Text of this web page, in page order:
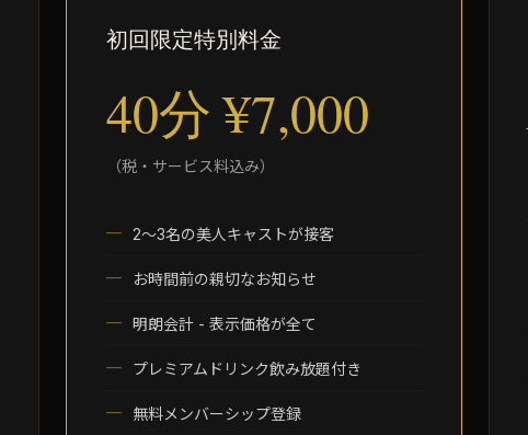
初回限定特別料金
40分 ¥7,000
（税・サービス料込み）
2～3名の美人キャストが接客
お時間前の親切なお知らせ
明朗会計 - 表示価格が全て
プレミアムドリンク飲み放題付き
無料メンバーシップ登録